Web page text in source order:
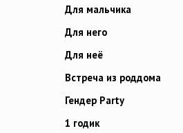
Для мальчика
Для него
Для неё
Встреча из роддома
Гендер Party
1 годик